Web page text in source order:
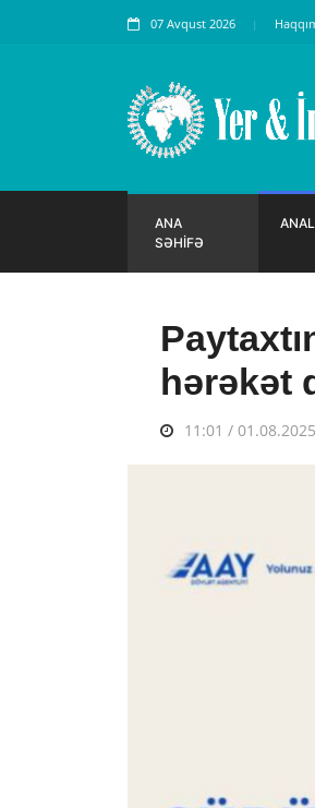
07 Avqust 2026
ANA
SƏHİFƏ
hərəkət
11:01 / 01.08.2025